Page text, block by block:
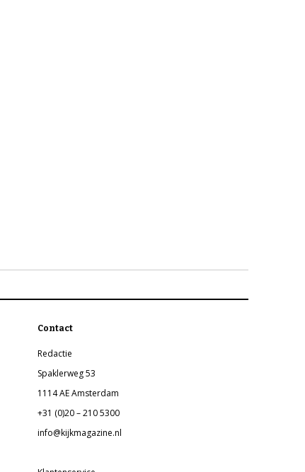
Contact
Redactie
Spaklerweg 53
1114 AE Amsterdam
+31 (0)20 – 210 5300
info@kijkmagazine.nl